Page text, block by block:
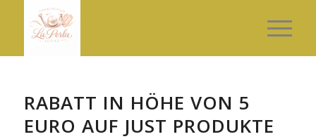
RABATT IN HÖHE VON 5
EURO AUF JUST PRODUKTE